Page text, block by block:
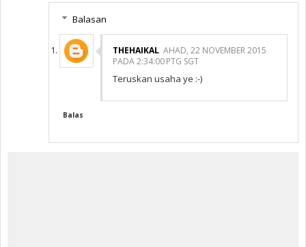
Balasan
THEHAIKAL AHAD, 22 NOVEMBER 2015
PADA 2:34:00 PTG SGT
Teruskan usaha ye :-)
Balas